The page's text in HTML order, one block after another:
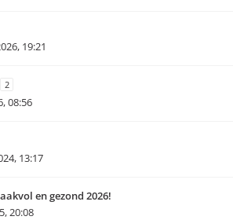
19:21
2
08:56
13:17
en gezond 2026!
20:08